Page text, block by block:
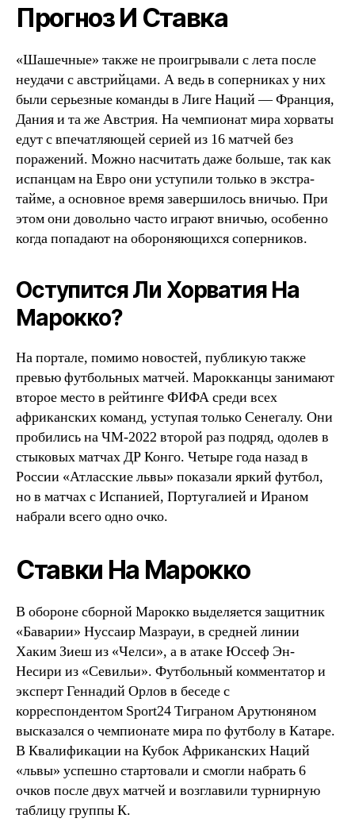
Прогноз И Ставка
«Шашечные» также не проигрывали с лета после
неудачи с австрийцами. А ведь в соперниках у них
были серьезные команды в Лиге Наций — Франция,
Дания и та же Австрия. На чемпионат мира хорваты
едут с впечатляющей серией из 16 матчей без
поражений. Можно насчитать даже больше, так как
испанцам на Евро они уступили только в экстра-
тайме, а основное время завершилось вничью. При
этом они довольно часто играют вничью, особенно
когда попадают на обороняющихся соперников.
Оступится Ли Хорватия На
Марокко?
На портале, помимо новостей, публикую также
превью футбольных матчей. Марокканцы занимают
второе место в рейтинге ФИФА среди всех
африканских команд, уступая только Сенегалу. Они
пробились на ЧМ-2022 второй раз подряд, одолев в
стыковых матчах ДР Конго. Четыре года назад в
России «Атласские львы» показали яркий футбол,
но в матчах с Испанией, Португалией и Ираном
набрали всего одно очко.
Ставки На Марокко
В обороне сборной Марокко выделяется защитник
«Баварии» Нуссаир Мазрауи, в средней линии
Хаким Зиеш из «Челси», а в атаке Юссеф Эн-
Несири из «Севильи». Футбольный комментатор и
эксперт Геннадий Орлов в беседе с
корреспондентом Sport24 Тиграном Арутюняном
высказался о чемпионате мира по футболу в Катаре.
В Квалификации на Кубок Африканских Наций
«львы» успешно стартовали и смогли набрать 6
очков после двух матчей и возглавили турнирную
таблицу группы К.